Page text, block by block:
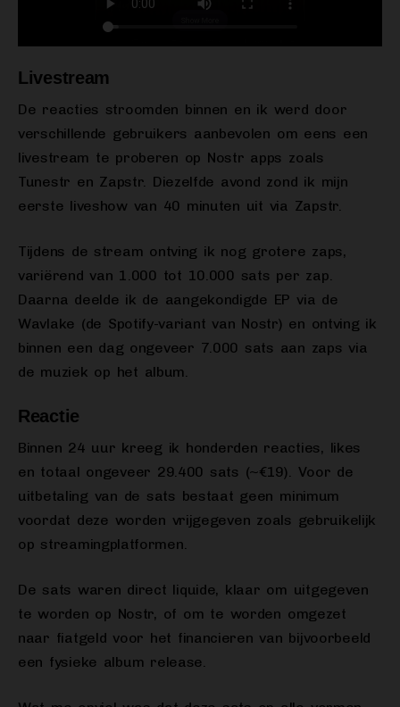
Livestream
De reacties stroomden binnen en ik werd door
verschillende gebruikers aanbevolen om eens een
livestream te proberen op Nostr apps zoals
Tunestr en Zapstr. Diezelfde avond zond ik mijn
eerste liveshow van 40 minuten uit via Zapstr.
Tijdens de stream ontving ik nog grotere zaps,
variërend van 1.000 tot 10.000 sats per zap.
Daarna deelde ik de aangekondigde EP via de
Wavlake (de Spotify-variant van Nostr) en ontving ik
binnen een dag ongeveer 7.000 sats aan zaps via
de muziek op het album.
Reactie
Binnen 24 uur kreeg ik honderden reacties, likes
en totaal ongeveer 29.400 sats (~€19). Voor de
uitbetaling van de sats bestaat geen minimum
voordat deze worden vrijgegeven zoals gebruikelijk
op streamingplatformen.
De sats waren direct liquide, klaar om uitgegeven
te worden op Nostr, of om te worden omgezet
naar fiatgeld voor het financieren van bijvoorbeeld
een fysieke album release.